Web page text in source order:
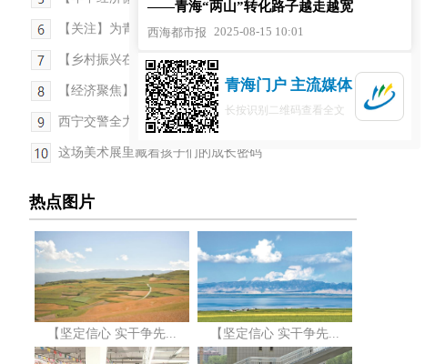
【关注】为青少年健康成长筑牢法治防线——《青海...
【乡村振兴在青海】吃“旅游饭”真香 领分红款踏实
【经济聚焦】高原“种业考官”：为植物新品种验明身份
西宁交警全力守护旅游季交通安全
这场美术展里藏着孩子们的成长密码
热点图片
【坚定信心 实干争先... 【坚定信心 实干争先...
——青海“两山”转化路子越走越宽
西海都市报 2025-08-15 10:01
青海门户 主流媒体
长按识别二维码查看全文